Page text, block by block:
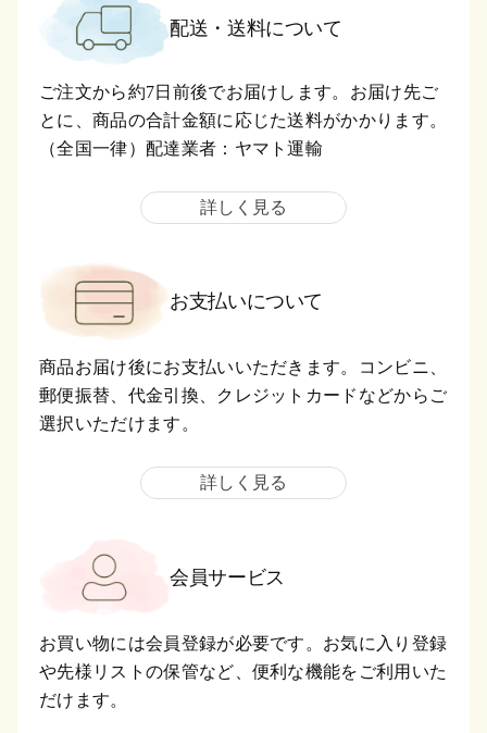
配送・送料について
ご注文から約7日前後でお届けします。お届け先ご
とに、商品の合計金額に応じた送料がかかります。
（全国一律）配達業者：ヤマト運輸
詳しく見る
お支払いについて
商品お届け後にお支払いいただきます。コンビニ、
郵便振替、代金引換、クレジットカードなどからご
選択いただけます。
詳しく見る
会員サービス
お買い物には会員登録が必要です。お気に入り登録
や先様リストの保管など、便利な機能をご利用いた
だけます。